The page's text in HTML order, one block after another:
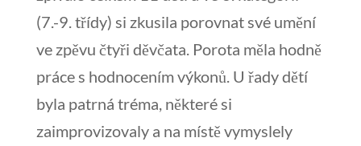
(7.-9. třídy) si zkusila porovnat své umění
ve zpěvu čtyři děvčata. Porota měla hodně
práce s hodnocením výkonů. U řady dětí
byla patrná tréma, některé si
zaimprovizovaly a na místě vymyslely